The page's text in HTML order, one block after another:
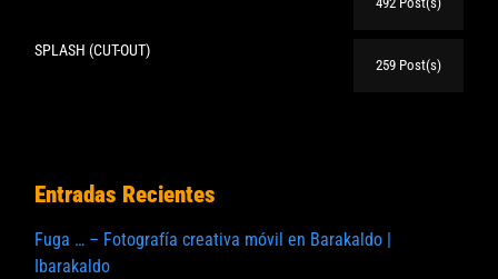
SPLASH (CUT-OUT)
259 Post(s)
Entradas Recientes
Fuga … – Fotografía creativa móvil en Barakaldo |
Ibarakaldo